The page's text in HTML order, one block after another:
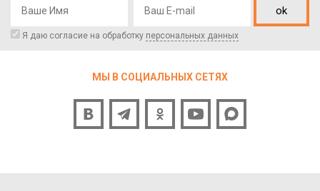
ok
Я даю согласие на обработку персональных данных
МЫ В СОЦИАЛЬНЫХ СЕТЯХ